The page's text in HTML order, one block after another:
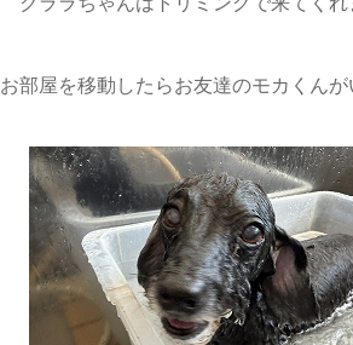
お部屋を移動したらお友達のモカくん